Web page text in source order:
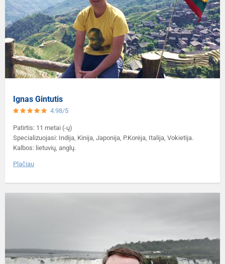
Ignas Gintutis
4.98/5
Patirtis: 11 metai (-ų)
Specializuojasi: Indija, Kinija, Japonija, P.Korėja, Italija, Vokietija.
Kalbos: lietuvių, anglų.
Plačiau